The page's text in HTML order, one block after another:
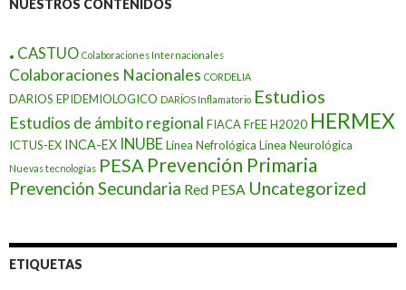
NUESTROS CONTENIDOS
. CASTUO Colaboraciones Internacionales
Colaboraciones Nacionales CORDELIA
DARIOS EPIDEMIOLOGICO DARÍOS Inflamatorio Estudios
Estudios de ámbito regional FIACAFrEEH2020 HERMEX
ICTUS-EX INCA-EX INUBELínea Nefrológica Línea Neurológica
Nuevas tecnologías PESA Prevención Primaria
Prevención Secundaria Red PESA Uncategorized
ETIQUETAS